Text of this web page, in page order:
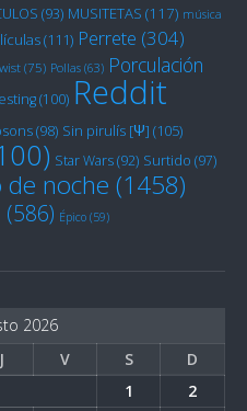
(93) MUSITETAS (117) música
(111) Perrete (304)
(75) Pollas (63) Porculación
(100) Reddit
(98) Sin pirulís [Ψ] (105)
Star Wars(92) Surtido (97)
noche (1458)
(586) Épico (59)
2026
J V S
D
1
2